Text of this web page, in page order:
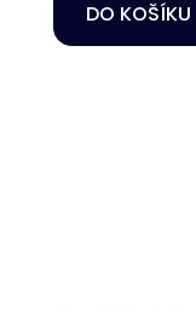
DO KOŠÍKU